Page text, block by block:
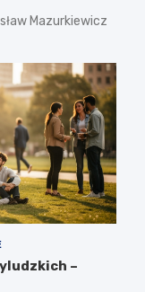
Mazurkiewicz
–